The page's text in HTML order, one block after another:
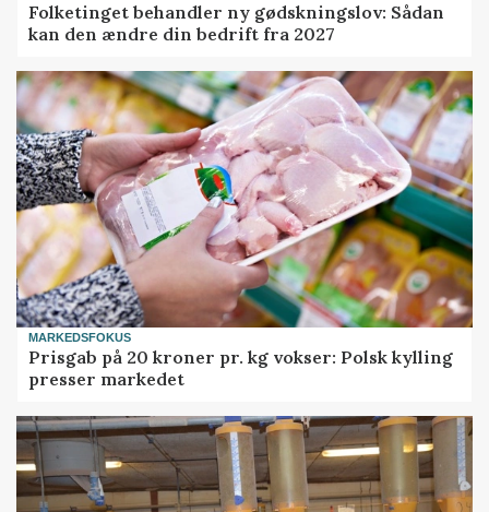
Folketinget behandler ny gødskningslov: Sådan
kan den ændre din bedrift fra 2027
MARKEDSFOKUS
Prisgab på 20 kroner pr. kg vokser: Polsk kylling
presser markedet